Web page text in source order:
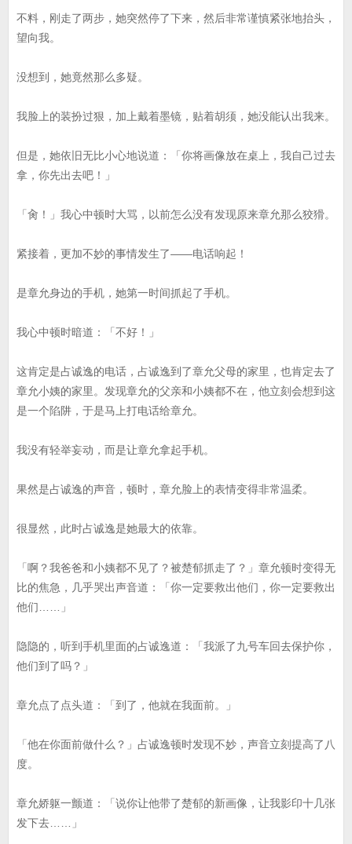
不料，刚走了两步，她突然停了下来，然后非常谨慎紧张地抬头，
望向我。
没想到，她竟然那么多疑。
我脸上的装扮过狠，加上戴着墨镜，贴着胡须，她没能认出我来。
但是，她依旧无比小心地说道：「你将画像放在桌上，我自己过去
拿，你先出去吧！」
「肏！」我心中顿时大骂，以前怎么没有发现原来章允那么狡猾。
紧接着，更加不妙的事情发生了——电话响起！
是章允身边的手机，她第一时间抓起了手机。
我心中顿时暗道：「不好！」
这肯定是占诚逸的电话，占诚逸到了章允父母的家里，也肯定去了
章允小姨的家里。发现章允的父亲和小姨都不在，他立刻会想到这
是一个陷阱，于是马上打电话给章允。
我没有轻举妄动，而是让章允拿起手机。
果然是占诚逸的声音，顿时，章允脸上的表情变得非常温柔。
很显然，此时占诚逸是她最大的依靠。
「啊？我爸爸和小姨都不见了？被楚郁抓走了？」章允顿时变得无
比的焦急，几乎哭出声音道：「你一定要救出他们，你一定要救出
他们……」
隐隐的，听到手机里面的占诚逸道：「我派了九号车回去保护你，
他们到了吗？」
章允点了点头道：「到了，他就在我面前。」
「他在你面前做什么？」占诚逸顿时发现不妙，声音立刻提高了八
度。
章允娇躯一颤道：「说你让他带了楚郁的新画像，让我影印十几张
发下去……」